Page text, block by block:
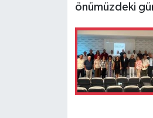
önümüzdeki